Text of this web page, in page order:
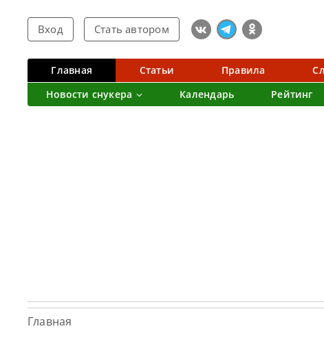
Вход Стать автором
Главная Статьи Правила
Новости снукера
Календарь Рейтинг
Главная